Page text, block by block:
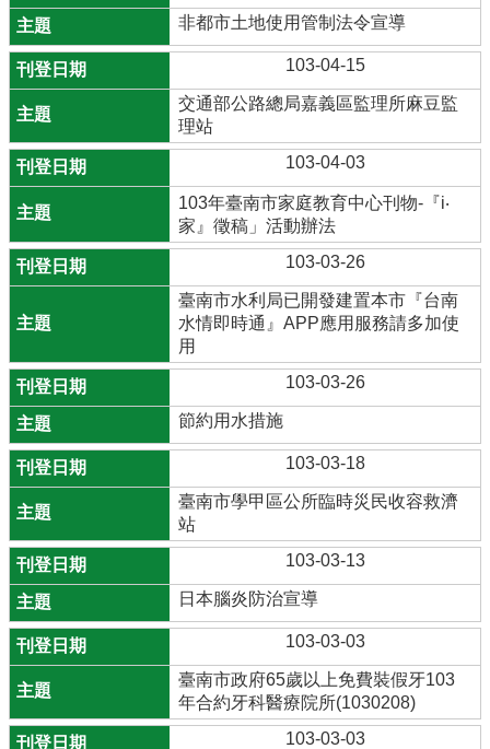
非都市土地使用管制法令宣導
103-04-15
交通部公路總局嘉義區監理所麻豆監
理站
103-04-03
103年臺南市家庭教育中心刊物-『i‧
家』徵稿」活動辦法
103-03-26
臺南市水利局已開發建置本市『台南
水情即時通』APP應用服務請多加使
用
103-03-26
節約用水措施
103-03-18
臺南市學甲區公所臨時災民收容救濟
站
103-03-13
日本腦炎防治宣導
103-03-03
臺南市政府65歲以上免費裝假牙103
年合約牙科醫療院所(1030208)
103-03-03